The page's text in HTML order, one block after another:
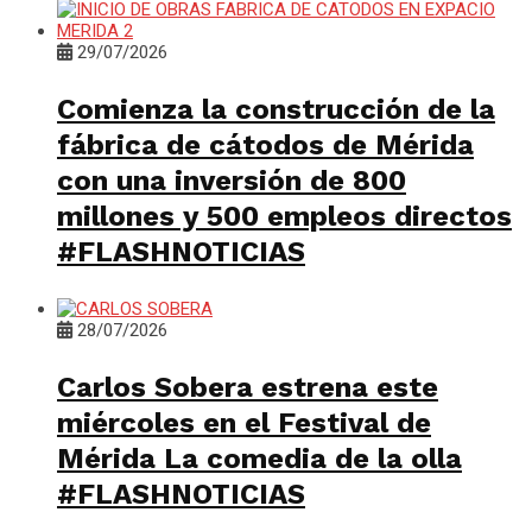
29/07/2026
Comienza la construcción de la
fábrica de cátodos de Mérida
con una inversión de 800
millones y 500 empleos directos
#FLASHNOTICIAS
28/07/2026
Carlos Sobera estrena este
miércoles en el Festival de
Mérida La comedia de la olla
#FLASHNOTICIAS